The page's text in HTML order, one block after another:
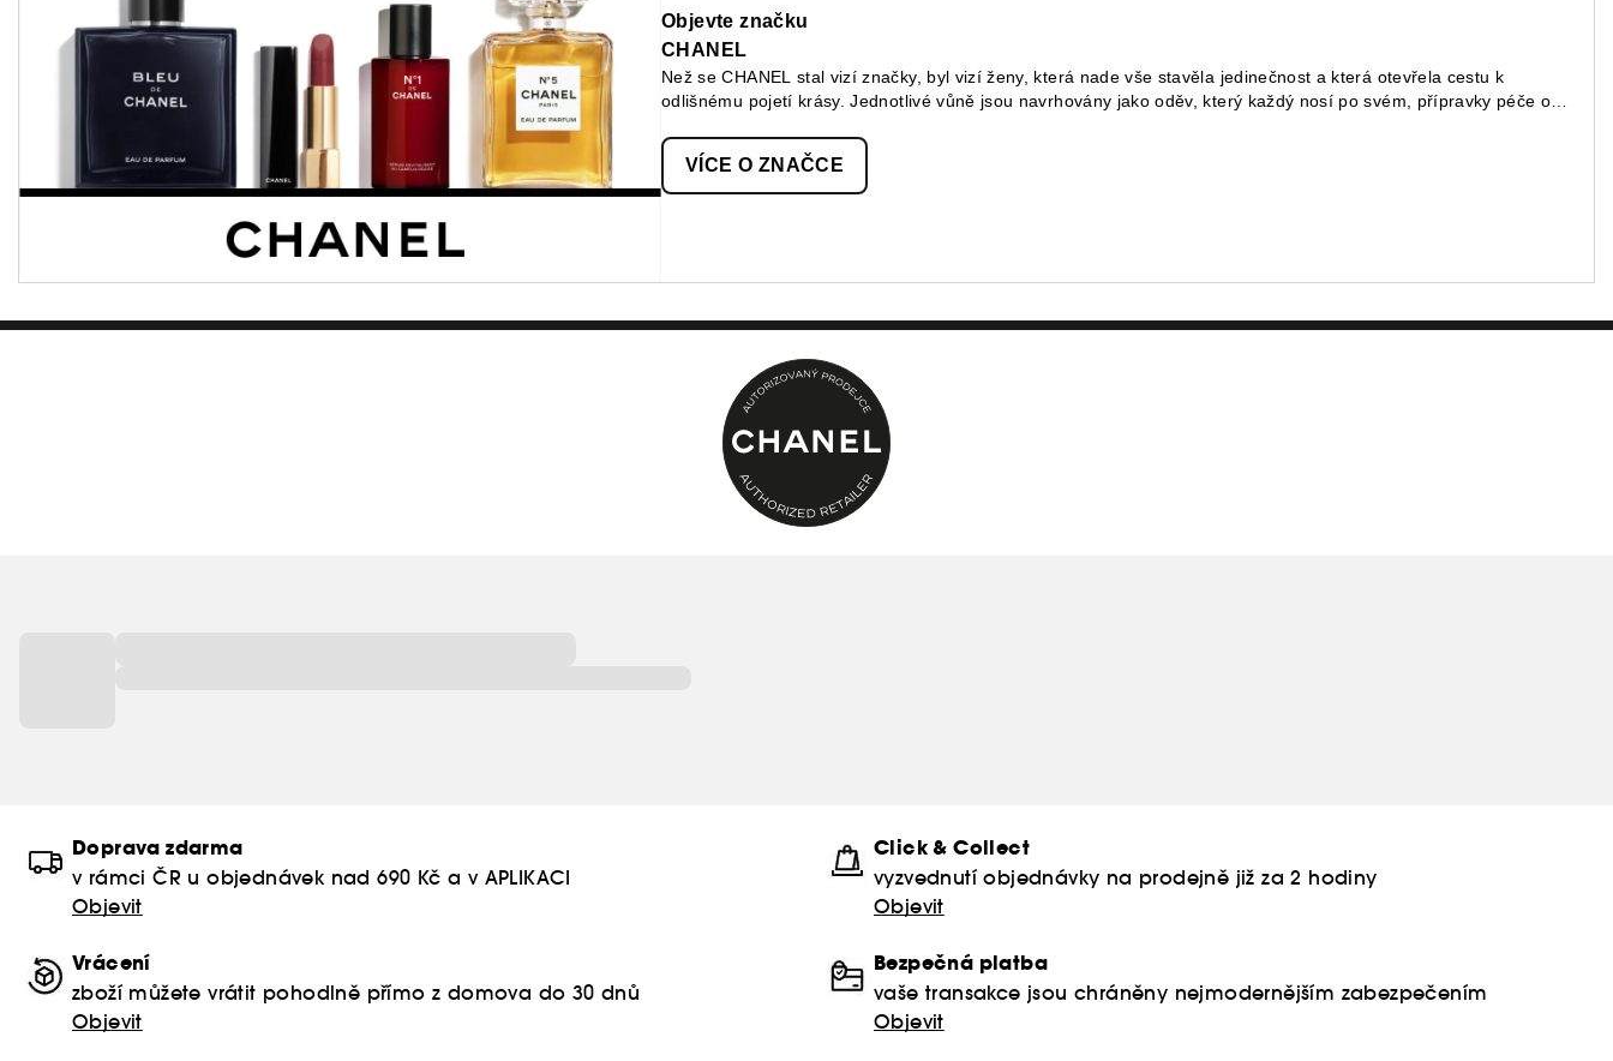
Objevte značku
CHANEL
Než se CHANEL stal vizí značky, byl vizí ženy, která nade vše stavěla jedinečnost a která otevřela cestu k
odlišnému pojetí krásy. Jednotlivé vůně jsou navrhovány jako oděv, který každý nosí po svém, přípravky péče o
barvy, textury a finiše jeho produktů. CHANEL tak vybízí ke kreativitě, která je vždy správná, neboť se pokaždé
dokonale přizpůsobí jednotlivci.
VÍCE O ZNAČCE
Doprava zdarma
v rámci ČR u objednávek nad 690 Kč a v APLIKACI
Objevit
Click & Collect
vyzvednutí objednávky na prodejně již za 2 hodiny
Objevit
Vrácení
zboží můžete vrátit pohodlně přímo z domova do 30 dnů
Objevit
Bezpečná platba
vaše transakce jsou chráněny nejmodernějším zabezpečením
Objevit